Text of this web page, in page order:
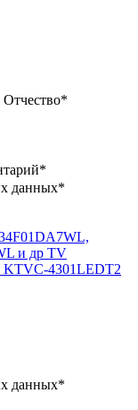
данных*
и др TV
KTVC-4301LEDT2
данных*